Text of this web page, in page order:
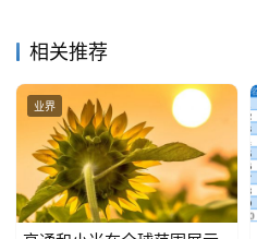
相关推荐
业界